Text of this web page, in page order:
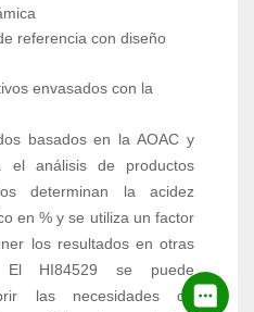
referencia con diseño
envasados con la
basados en la AOAC y
el análisis de productos
determinan la acidez
en % y se utiliza un factor
los resultados en otras
El HI84529 se puede
las necesidades de